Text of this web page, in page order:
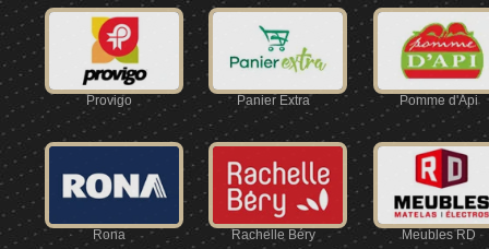
Provigo Panier Extra Pomme d'Api
Rona Rachelle Béry Meubles RD